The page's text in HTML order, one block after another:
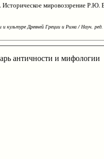
мировоззрение Р.Ю.
Древней Греции и Рима / Науч.
античности и мифологии